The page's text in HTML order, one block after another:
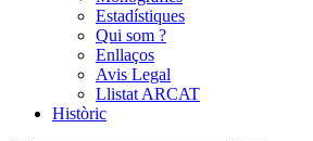
Estadístiques
Qui som ?
Enllaços
Avis Legal
Llistat ARCAT
Històric